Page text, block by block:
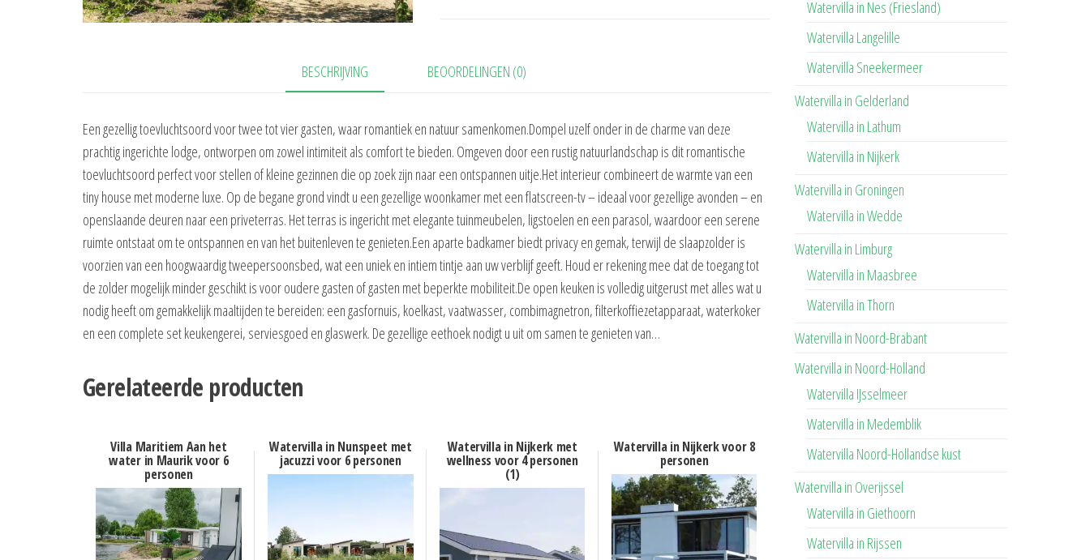
BESCHRIJVING BEOORDELINGEN (0)
Een gezellig toevluchtsoord voor twee tot vier gasten, waar romantiek en natuur samenkomen.Dompel uzelf onder in de charme van deze
prachtig ingerichte lodge, ontworpen om zowel intimiteit als comfort te bieden. Omgeven door een rustig natuurlandschap is dit romantische
toevluchtsoord perfect voor stellen of kleine gezinnen die op zoek zijn naar een ontspannen uitje.Het interieur combineert de warmte van een
tiny house met moderne luxe. Op de begane grond vindt u een gezellige woonkamer met een flatscreen-tv – ideaal voor gezellige avonden – en
openslaande deuren naar een priveterras. Het terras is ingericht met elegante tuinmeubelen, ligstoelen en een parasol, waardoor een serene
ruimte ontstaat om te ontspannen en van het buitenleven te genieten.Een aparte badkamer biedt privacy en gemak, terwijl de slaapzolder is
voorzien van een hoogwaardig tweepersoonsbed, wat een uniek en intiem tintje aan uw verblijf geeft. Houd er rekening mee dat de toegang tot
de zolder mogelijk minder geschikt is voor oudere gasten of gasten met beperkte mobiliteit.De open keuken is volledig uitgerust met alles wat u
nodig heeft om gemakkelijk maaltijden te bereiden: een gasfornuis, koelkast, vaatwasser, combimagnetron, filterkoffiezetapparaat, waterkoker
en een complete set keukengerei, serviesgoed en glaswerk. De gezellige eethoek nodigt u uit om samen te genieten van…
Gerelateerde producten
Villa Maritiem Aan het
water in Maurik voor 6
personen
Watervilla in Nunspeet met
jacuzzi voor 6 personen
Watervilla in Nijkerk met
wellness voor 4 personen
(1)
Watervilla in Nijkerk voor 8
personen
Watervilla in Nes (Friesland)
Watervilla Langelille
Watervilla Sneekermeer
Watervilla in Gelderland
Watervilla in Lathum
Watervilla in Nijkerk
Watervilla in Groningen
Watervilla in Wedde
Watervilla in Limburg
Watervilla in Maasbree
Watervilla in Thorn
Watervilla in Noord-Brabant
Watervilla in Noord-Holland
Watervilla IJsselmeer
Watervilla in Medemblik
Watervilla Noord-Hollandse kust
Watervilla in Overijssel
Watervilla in Giethoorn
Watervilla in Rijssen